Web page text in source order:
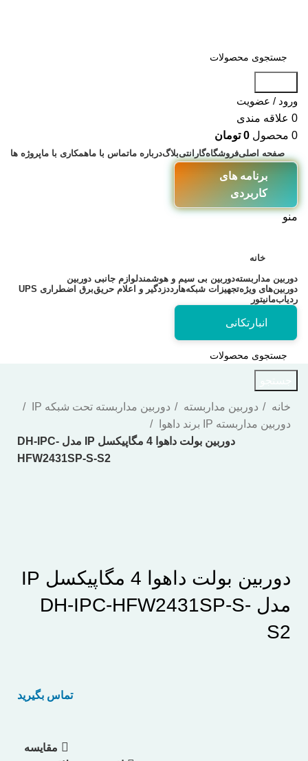
ورود / عضویت
0 علاقه مندی
0 محصول 0 تومان
صفحه اصلیفروشگاهگارانتیبلاگدرباره ماتماس با ماهمکاری با ماپروژه ها
برنامه های
کاربردی
منو
خانه
دوربین مداربستهدوربین بی سیم و هوشمندلوازم جانبی دوربین
دوربین‌های ویژهتجهیزات شبکههارددزدگیر و اعلام حریقبرق اضطراری UPS
ردیابمانیتور
انبارتکانی
خانه دوربین مداربسته
دوربین مداربسته تحت شبکه IP
دوربین مداربسته IP برند داهوا
دوربین بولت داهوا 4 مگاپیکسل IP مدل DH-IPC-
HFW2431SP-S-S2
دوربین بولت داهوا 4 مگاپیکسل IP
مدل DH-IPC-HFW2431SP-S-
S2
تماس بگیرید
مقایسه